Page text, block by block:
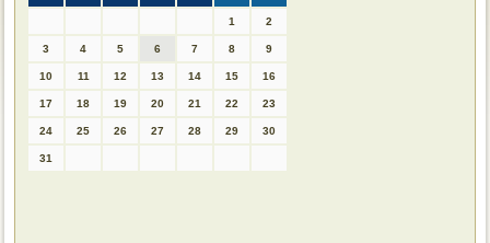
1 2
3 4 5 6 7 8 9
10 11 12 13 14 15 16
17 18 19 20 21 22 23
24 25 26 27 28 29 30
31